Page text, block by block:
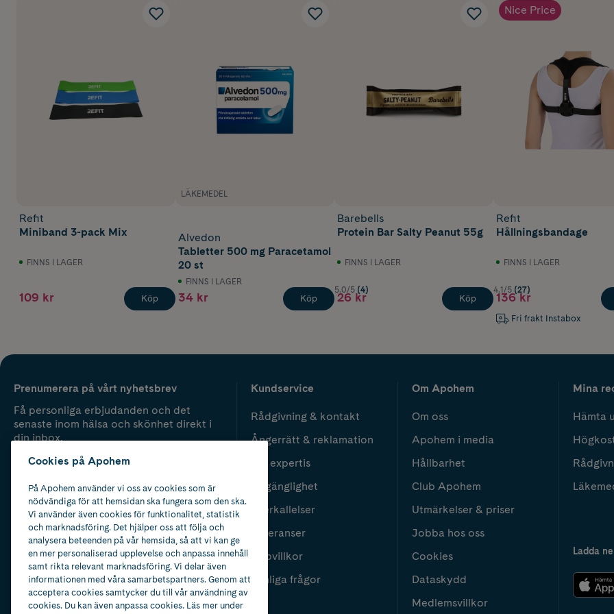
Refit
Miniband 3-pack Mix
FINNS I LAGER
109 kr Köp
LÄKEMEDEL
Alvedon
Tabletter 500 mg Paracetamol
20 st
FINNS I LAGER
34 kr Köp
Barebells
Protein Bar Salty Peanut 55g
FINNS I LAGER
5.0/5 (4)
26 kr Köp
Nice Price
Refit
Hållningsbandage
FINNS I LAGER
4.1/5 (27)
136 kr
Fri frakt Instabox
Prenumerera på vårt nyhetsbrev
Få personliga erbjudanden och det
senaste inom hälsa och skönhet direkt i
din inbox.
Kundservice
Rådgivning & kontakt
Ångerrätt & reklamation
Vår expertis
Tillgänglighet
Återkallelser
Leveranser
Köpvillkor
Vanliga frågor
Om Apohem
Om oss
Apohem i media
Hållbarhet
Club Apohem
Utmärkelser & priser
Jobba hos oss
Cookies
Dataskydd
Medlemsvillkor
Mina
Hämta
Ladda
Cookies på Apohem
På Apohem använder vi oss av cookies som är
nödvändiga för att hemsidan ska fungera som den ska.
Vi använder även cookies för funktionalitet, statistik
och marknadsföring. Det hjälper oss att följa och
analysera beteenden på vår hemsida, så att vi kan ge
en mer personaliserad upplevelse och anpassa innehåll
samt rikta relevant marknadsföring. Vi delar även
informationen med våra samarbetspartners. Genom att
acceptera cookies samtycker du till vår användning av
cookies. Du kan även anpassa cookies. Läs mer under